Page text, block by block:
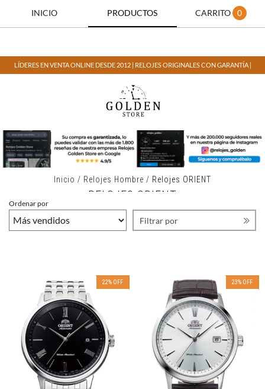
INICIO PRODUCTOS CARRITO 0
LÍDERES EN VENTA ONLINE DESDE 2012 | RELOJES ORIGINALES CON GARANTÍA |
Inicio / Relojes Hombre / Relojes ORIENT
RELOJES ORIENT
Ordenar por
Filtrar por
22% OFF 23% OFF